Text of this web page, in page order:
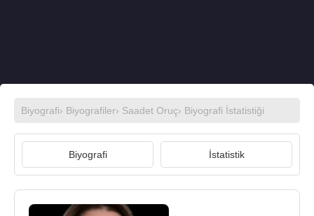
Biyografi› Biyografiler› Saadet Oruç› Biyografi İstatistiği
Biyografi İstatistik